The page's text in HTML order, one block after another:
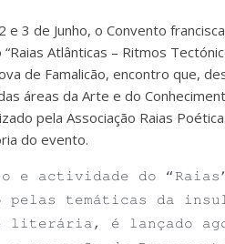
3 de Junho, o Convento
Atlânticas – Ritmos
de Famalicão, encontro que,
áreas da Arte e do
pela Associação Raias
do evento.
actividade do “Raias”
pelas temáticas da
literária, é lançado